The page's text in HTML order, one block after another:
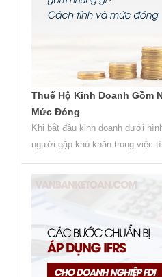
Thuế Hộ Kinh Doanh Gồm
Mức Đóng
Khi bắt đầu kinh doanh dưới
người gặp khó khăn trong việc